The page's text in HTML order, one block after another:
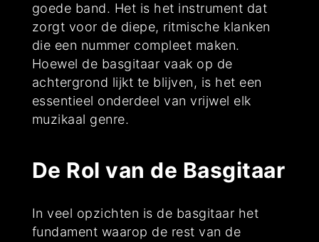
goede band. Het is het instrument dat
zorgt voor de diepe, ritmische klanken
die een nummer compleet maken.
Hoewel de basgitaar vaak op de
achtergrond lijkt te blijven, is het een
essentieel onderdeel van vrijwel elk
muzikaal genre.
De Rol van de Basgitaar
In veel opzichten is de basgitaar het
fundament waarop de rest van de